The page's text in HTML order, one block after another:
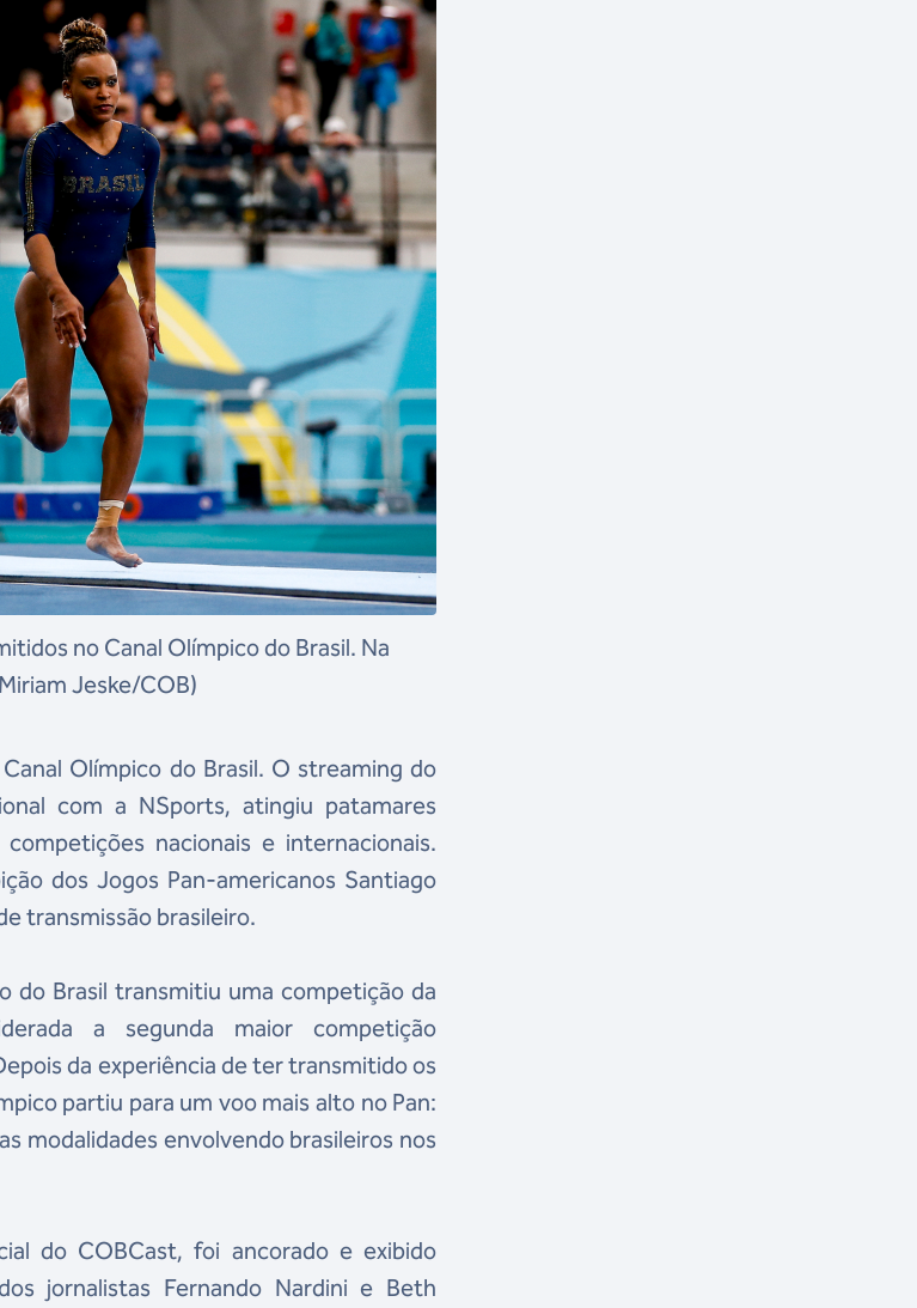
no Canal Olímpico do Brasil. Na
Jeske/COB)
Olímpico do Brasil. O streaming do
com a NSports, atingiu patamares
nacionais e internacionais.
dos Jogos Pan-americanos Santiago
transmissão brasileiro.
do Brasil transmitiu uma competição da
a segunda maior competição
da experiência de ter transmitido os
partiu para um voo mais alto no Pan:
modalidades envolvendo brasileiros nos
do COBCast, foi ancorado e exibido
jornalistas Fernando Nardini e Beth